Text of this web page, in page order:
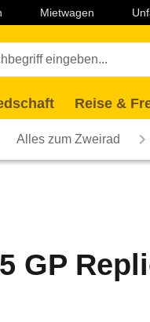
Mietwagen
Reise &
Alles zum Zweirad
GP